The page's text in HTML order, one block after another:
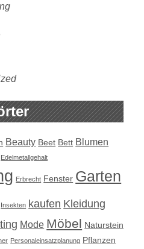
Beauty Beet Bett Blumen
Edelmetallgehalt
Erbrecht Fenster Garten
Insekten kaufen Kleidung
Mode Möbel Naturstein
Personaleinsatzplanung Pflanzen